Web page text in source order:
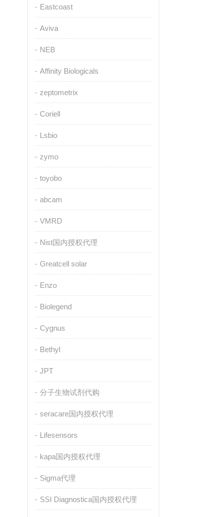
Eastcoast
Aviva
NEB
Affinity Biologicals
zeptometrix
Coriell
Lsbio
zymo
toyobo
abcam
VMRD
Nist国内授权代理
Greatcell solar
Enzo
Biolegend
Cygnus
Bethyl
JPT
分子生物试剂代购
seracare国内授权代理
Lifesensors
kapa国内授权代理
Sigma代理
SSI Diagnostica国内授权代理